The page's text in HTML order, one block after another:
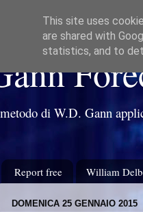
di W.D. Gann
Report free William
DOMENICA 25 GENNAIO 2015
This site uses
are shared with
statistics, and to